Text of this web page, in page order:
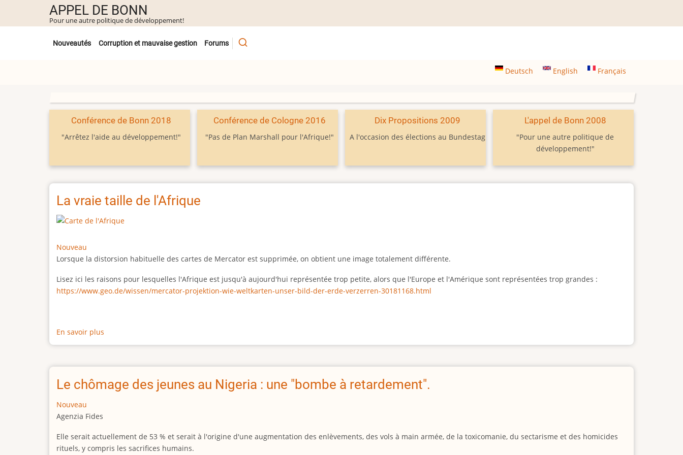
contenu
APPEL DE BONN
Pour une autre politique de développement!
Untermenü
Nouveautés Corruption et mauvaise gestion Forums
Deutsch English Français
Conférence de Bonn 2018
"Arrêtez l'aide au développement!"
Conférence de Cologne 2016
"Pas de Plan Marshall pour l'Afrique!"
Dix Propositions 2009
A l'occasion des élections au Bundestag
L'appel de Bonn 2008
"Pour une autre politique de
développement!"
La vraie taille de l'Afrique
Nouveau
Lorsque la distorsion habituelle des cartes de Mercator est supprimée, on obtient une image totalement différente.
Lisez ici les raisons pour lesquelles l'Afrique est jusqu'à aujourd'hui représentée trop petite, alors que l'Europe et l'Amérique sont représentées trop grandes :
https://www.geo.de/wissen/mercator-projektion-wie-weltkarten-unser-bild-der-erde-verzerren-30181168.html
En savoir plus
La
taille
l'Afrique
Le chômage des jeunes au Nigeria : une "bombe à retardement".
Nouveau
Agenzia Fides
Elle serait actuellement de 53 % et serait à l'origine d'une augmentation des enlèvements, des vols à main armée, de la toxicomanie, du sectarisme et des homicides
rituels, y compris les sacrifices humains.